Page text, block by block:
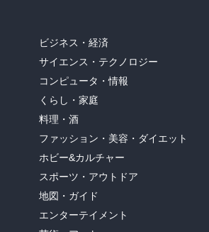
ビジネス・経済
サイエンス・テクノロジー
コンピュータ・情報
くらし・家庭
料理・酒
ファッション・美容・ダイエット
ホビー&カルチャー
スポーツ・アウトドア
地図・ガイド
エンターテイメント